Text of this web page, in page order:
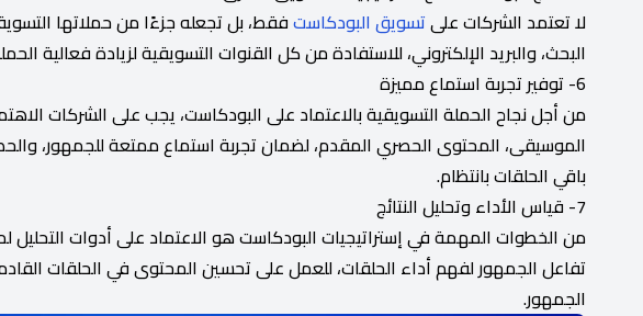
لا تعتمد الشركات علىتسويق البودكاستفقط، بل تجعله جزءًا من حملاتها
البحث، والبريد الإلكتروني، للاستفادة من كل القنوات التسويقية لزيادة فعالية
6- توفير تجربة استماع مميزة
من أجل نجاح الحملة التسويقية بالاعتماد على البودكاست، يجب على الشركات
الموسيقى، المحتوى الحصري المقدم، لضمان تجربة استماع ممتعة للجمهور،
باقي الحلقات بانتظام.
7- قياس الأداء وتحليل النتائج
من الخطوات المهمة في إستراتيجيات البودكاست هو الاعتماد على أدوات التحليل
تفاعل الجمهور لفهم أداء الحلقات، للعمل على تحسين المحتوى في الحلقات
الجمهور.